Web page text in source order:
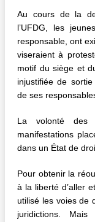
Au cours de la
l’UFDG, les
responsable, ont
viseraient à
motif du siège et
injustifiée de
de ses
La volonté des
manifestations
dans un État de
Pour obtenir la
à la liberté d’aller
utilisé les voies de
juridictions.